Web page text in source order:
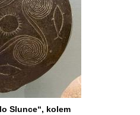
Slunce“, kolem